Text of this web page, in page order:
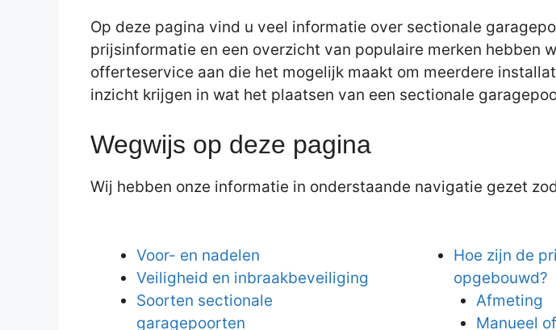
Op deze pagina vind u veel informatie over sectionale
prijsinformatie en een overzicht van populaire merken hebben
offerteservice aan die het mogelijk maakt om meerdere
inzicht krijgen in wat het plaatsen van een sectionale
Wegwijs op deze pagina
Wij hebben onze informatie in onderstaande navigatie gezet
Voor- en nadelen
Veiligheid en inbraakbeveiliging
Soorten sectionale
garagepoorten
Hoe zijn de
opgebouwd?
Afmeting
Manueel